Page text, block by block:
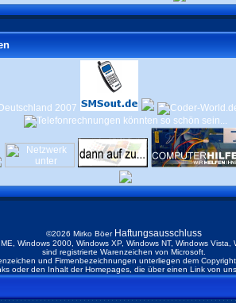
©2026 Mirko Böer Haftungsausschluss
Windows 2000, Windows XP, Windows NT, Windows
sind registrierte Warenzeichen von Microsoft.
und Firmenbezeichnungen unterliegen dem Copyright
oder den Inhalt der Homepages, die über einen Link von